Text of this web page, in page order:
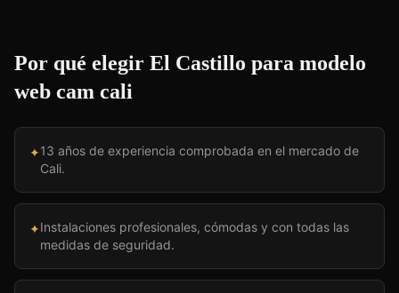
Por qué elegir El Castillo para modelo
web cam cali
✦13 años de experiencia comprobada en el mercado de
Cali.
✦Instalaciones profesionales, cómodas y con todas las
medidas de seguridad.